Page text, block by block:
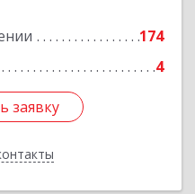
174
4
заявку
Подробнее
заявку